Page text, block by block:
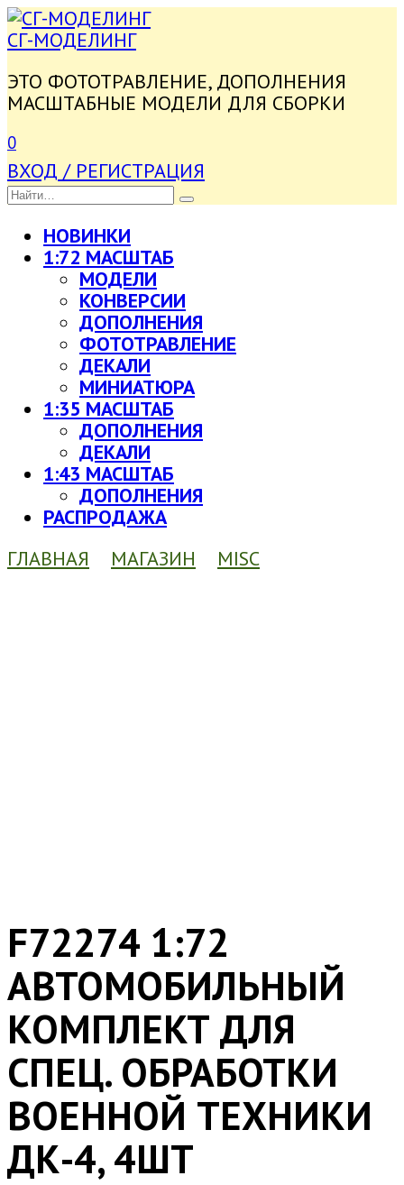
ПЕРЕЙТИ
К
СГ-МОДЕЛИНГ
ЭТО ФОТОТРАВЛЕНИЕ, ДОПОЛНЕНИЯ
МАСШТАБНЫЕ МОДЕЛИ ДЛЯ СБОРКИ
0
ВХОД / РЕГИСТРАЦИЯ
SEARCH
FOR:
НОВИНКИ
1:72 МАСШТАБ
МОДЕЛИ
КОНВЕРСИИ
ДОПОЛНЕНИЯ
ФОТОТРАВЛЕНИЕ
ДЕКАЛИ
МИНИАТЮРА
1:35 МАСШТАБ
ДОПОЛНЕНИЯ
ДЕКАЛИ
1:43 МАСШТАБ
ДОПОЛНЕНИЯ
РАСПРОДАЖА
ГЛАВНАЯ
МАГАЗИН MISC
F72274 1:72
АВТОМОБИЛЬНЫЙ
КОМПЛЕКТ ДЛЯ
СПЕЦ. ОБРАБОТКИ
ВОЕННОЙ ТЕХНИКИ
ДК-4, 4ШТ